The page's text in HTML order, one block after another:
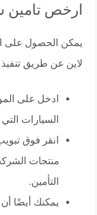
ارخص تامين
يمكن الحصول على
لاين عن طريق تنفيذ
ادخل على
السيارات
انقر فوق
منتجات الشركة
التأمين.
يمكنك أيضًا